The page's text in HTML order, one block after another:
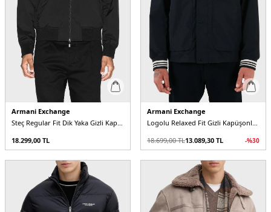
Armani Exchange
Steç Regular Fit Dik Yaka Gizli Kapüşonlu Erkek Mont
18.299,00 TL
Armani Exchange
Logolu Relaxed Fit Gizli Kapüşonlu Erkek Mont
18.699,00TL13.089,30 TL -%30